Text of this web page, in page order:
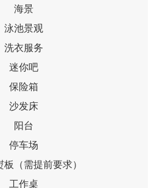
海景
泳池景观
洗衣服务
迷你吧
保险箱
沙发床
阳台
停车场
（需提前要求）
工作桌